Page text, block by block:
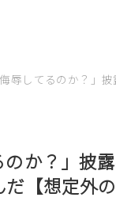
侮辱してるのか？」
のか？」披
だ【想定